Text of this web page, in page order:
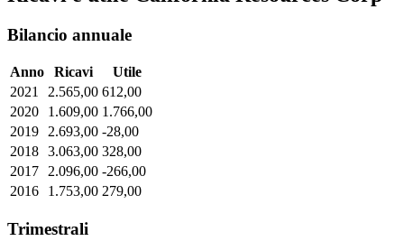
Bilancio annuale
Anno Ricavi
Utile
2021
2.565,00 612,00
2020
1.609,00 1.766,00
2019
2.693,00 -28,00
2018 3.063,00 328,00
2017
2.096,00 -266,00
2016
1.753,00 279,00
Trimestrali